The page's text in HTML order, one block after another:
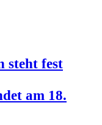
steht fest
am 18.